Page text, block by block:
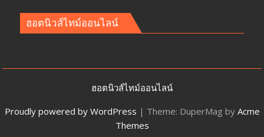
ฮอตนิวส์ไทม์ออนไลน์
ฮอตนิวส์ไทม์ออนไลน์
Proudly powered by WordPress | Theme: DuperMag by Acme
Themes